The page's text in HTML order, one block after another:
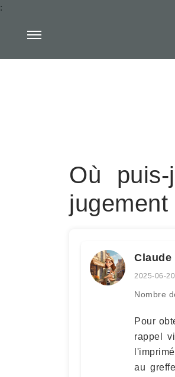
:
Où
Claude
2025-06-
Nombre
Pour
rappel
au